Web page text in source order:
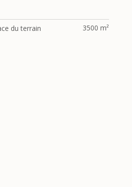
du terrain
3500 m²